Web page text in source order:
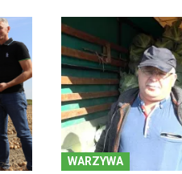
WARZYWA